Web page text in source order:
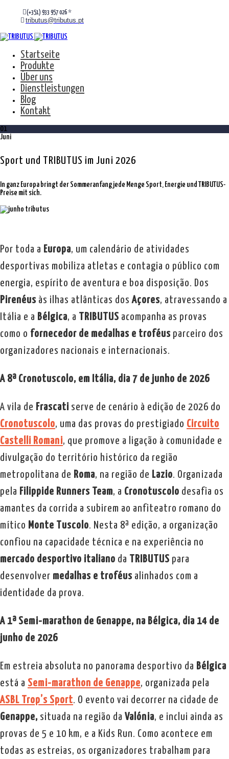
(+351) 933 957 026 *
tributus@tributus.pt
Startseite
Produkte
Über uns
Dienstleistungen
Blog
Kontakt
01
Juni
Sport und TRIBUTUS im Juni 2026
In ganz Europa bringt der Sommeranfang jede Menge Sport, Energie und TRIBUTUS-
Preise mit sich.
Por toda a Europa, um calendário de atividades
desportivas mobiliza atletas e contagia o público com
energia, espírito de aventura e boa disposição. Dos
Pirenéus às ilhas atlânticas dosAçores, atravessando a
Itália e a Bélgica, a TRIBUTUS acompanha as provas
como o fornecedor de medalhas e troféus parceiro dos
organizadores nacionais e internacionais.
A 8ª Cronotuscolo, em Itália, dia 7 de junho de 2026
A vila de Frascati serve de cenário à edição de 2026 do
Cronotuscolo, uma das provas do prestigiado Circuito
Castelli Romani, que promove a ligação à comunidade e
divulgação do território histórico da região
metropolitana de Roma, na região de Lazio. Organizada
pela Filippide Runners Team, a Cronotuscolo desafia os
amantes da corrida a subirem ao anfiteatro romano do
mítico Monte Tuscolo. Nesta 8ª edição, a organização
confiou na capacidade técnica e na experiência no
mercado desportivo italiano da TRIBUTUS para
desenvolver medalhas e troféus alinhados com a
identidade da prova.
A 1ª Semi-marathon de Genappe, na Bélgica, dia 14 de
junho de 2026
Em estreia absoluta no panorama desportivo da Bélgica
está a Semi-marathon de Genappe, organizada pela
ASBL Trop’s Sport. O evento vai decorrer na cidade de
Genappe, situada na região da Valónia, e inclui ainda as
provas de 5 e 10 km, e a Kids Run. Como acontece em
todas as estreias, os organizadores trabalham para